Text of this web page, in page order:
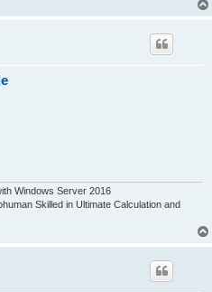
Windows Server 2016
Skilled in Ultimate Calculation and